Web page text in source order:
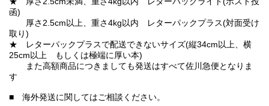
函)
厚さ2.5cm以上、重さ4kg以内 レターパックプラス(対面受け
取り)
★ レターパックプラスで配送できないサイズ(縦34cm以上、横
25cm以上 もしくは極端に厚い本)
また高額商品につきましても発送はすべて佐川急便となりま
す
■ 海外発送に関してはご相談ください。